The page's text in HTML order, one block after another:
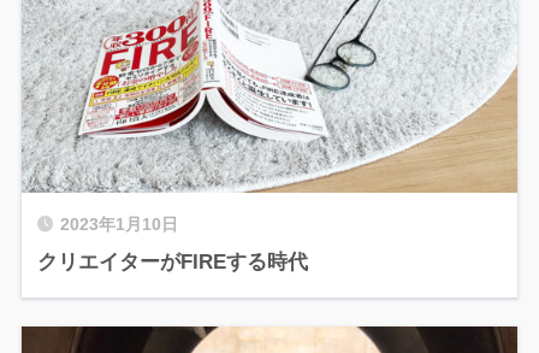
2023年1月10日
クリエイターがFIREする時代